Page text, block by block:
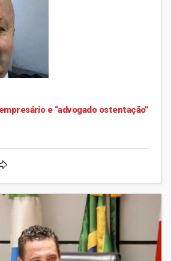
e “advogado ostentação”